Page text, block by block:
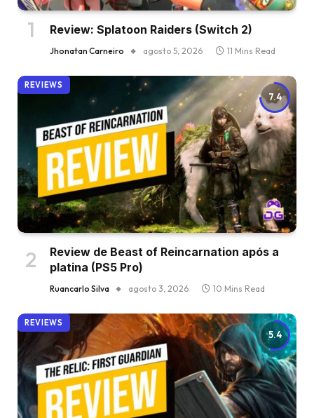
Review: Splatoon Raiders (Switch 2)
Jhonatan Carneiro agosto 5, 2026 11 Mins Read
7.4
REVIEWS
Review de Beast of Reincarnation após a
platina (PS5 Pro)
Ruancarlo Silva agosto 3, 2026 10 Mins Read
5.4
REVIEWS